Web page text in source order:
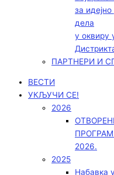
за
дела
у оквиру
ПАРТНЕРИ И
ВЕСТИ
УКЉУЧИ СЕ!
2026
2026.
2025
Набавка